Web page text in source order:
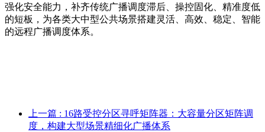
强化安全能力，补齐传统广播调度滞后、操控固化、精准度低
的短板，为各类大中型公共场景搭建灵活、高效、稳定、智能
的远程广播调度体系。
上一篇 : 16路受控分区寻呼矩阵器：大容量分区矩阵调
度，构建大型场景精细化广播体系